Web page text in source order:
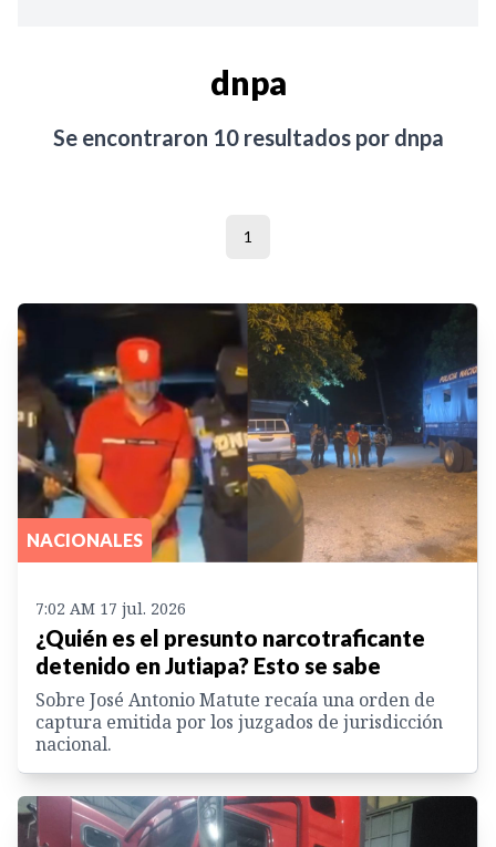
dnpa
Se encontraron 10resultados por dnpa
1
NACIONALES
7:02 AM 17 jul. 2026
¿Quién es el presunto narcotraficante
detenido en Jutiapa? Esto se sabe
Sobre José Antonio Matute recaía una orden de
captura emitida por los juzgados de jurisdicción
nacional.